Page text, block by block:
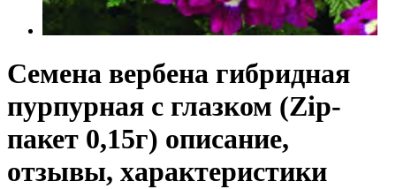
Семена вербена гибридная
пурпурная с глазком (Zip-
пакет 0,15г) описание,
отзывы, характеристики